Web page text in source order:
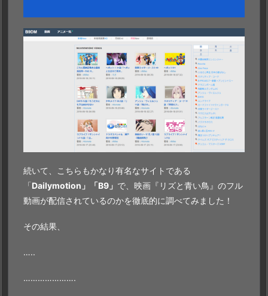
続いて、こちらもかなり有名なサイトである
「Dailymotion」「B9」 で、映画『リズと青い鳥』のフル
動画が配信されているのかを徹底的に調べてみました！
その結果、
…..
………………….